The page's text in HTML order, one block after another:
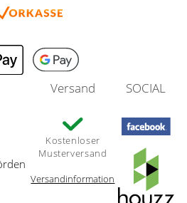
Versand
Kostenloser
Musterversand
Versandinformation
SOCIAL